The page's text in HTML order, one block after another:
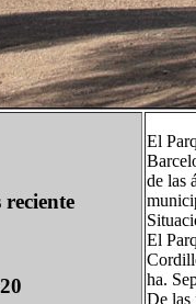
El
de las
El
ha.
De las